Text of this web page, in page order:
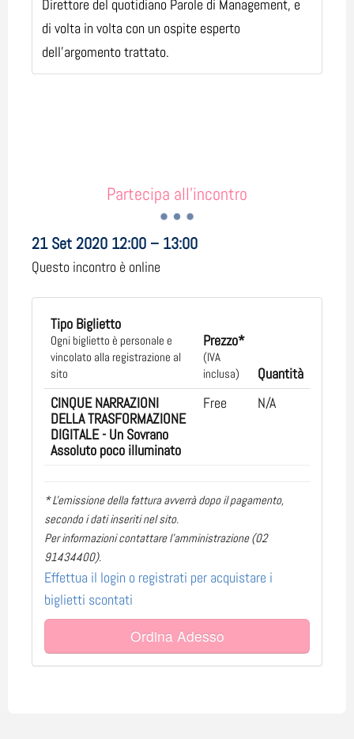
Direttore del quotidiano Parole di Management, e
di volta in volta con un ospite esperto
dell'argomento trattato.
Partecipa all'incontro
21 Set 2020 12:00 – 13:00
Questo incontro è online
Tipo Biglietto
Ogni biglietto è personale e
vincolato alla registrazione al
sito
Prezzo*
(IVA
inclusa)
Quantità
CINQUE NARRAZIONI
DELLA TRASFORMAZIONE
DIGITALE - Un Sovrano
Assoluto poco illuminato
Free N/A
* L'emissione della fattura avverrà dopo il pagamento,
secondo i dati inseriti nel sito.
Per informazioni contattare l'amministrazione (02
91434400).
Effettua il login o registrati per acquistare i
biglietti scontati
Ordina Adesso